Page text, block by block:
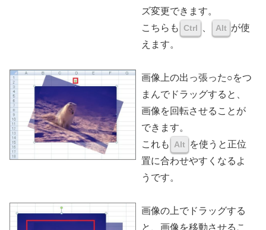
ズ変更できます。
こちらも Ctrl Alt が使
えます。
画像上の出っ張った○をつ
まんでドラッグすると、
画像を回転させることが
できます。
これも
Alt を使うと正位
置に合わせやすくなるよ
うです。
画像の上でドラッグする
と、画像を移動させるこ